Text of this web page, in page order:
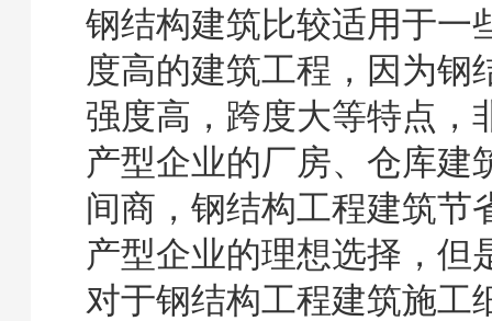
钢结构建筑比较适用于一
度高的建筑工程，因为钢
强度高，跨度大等特点，
产型企业的厂房、仓库建
间商，钢结构工程建筑节
产型企业的理想选择，但
对于钢结构工程建筑施工